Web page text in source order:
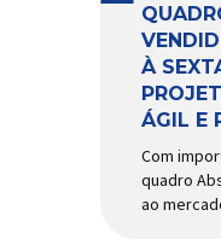
À
ÁGIL E
Com
quadro
ao